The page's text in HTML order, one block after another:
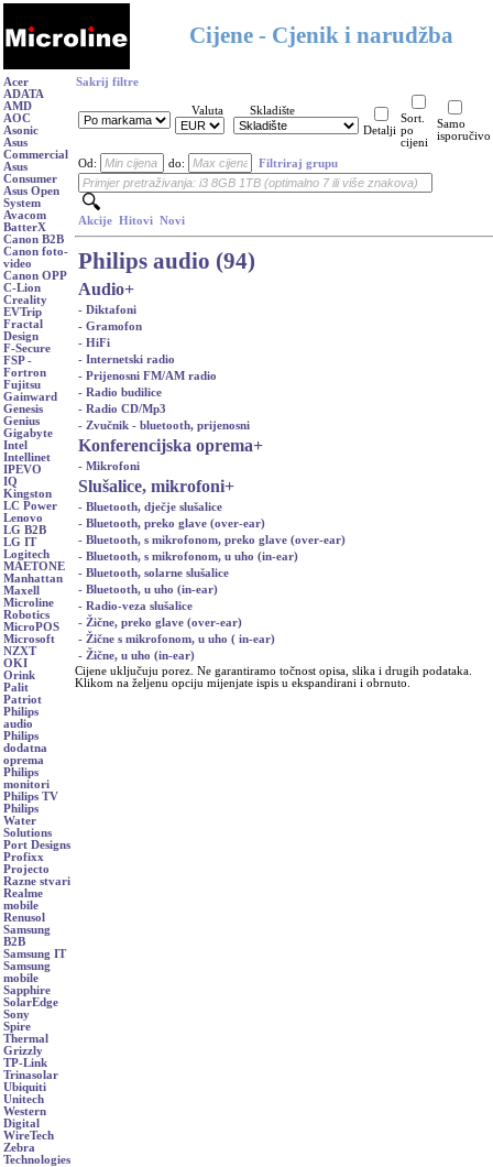
Cijene - Cjenik i narudžba
Acer
ADATA
AMD
AOC
Asonic
Asus
Commercial
Asus
Consumer
Asus Open
System
Avacom
BatterX
Canon B2B
Canon foto-
video
Canon OPP
C-Lion
Creality
EVTrip
Fractal
Design
F-Secure
FSP -
Fortron
Fujitsu
Gainward
Genesis
Genius
Gigabyte
Intel
Intellinet
IPEVO
IQ
Kingston
LC Power
Lenovo
LG B2B
LG IT
Logitech
MAETONE
Manhattan
Maxell
Microline
Robotics
MicroPOS
Microsoft
NZXT
OKI
Orink
Palit
Patriot
Philips
audio
Philips
dodatna
oprema
Philips
monitori
Philips TV
Philips
Water
Solutions
Port Designs
Profixx
Projecto
Razne stvari
Realme
mobile
Renusol
Samsung
B2B
Samsung IT
Samsung
mobile
Sapphire
SolarEdge
Sony
Spire
Thermal
Grizzly
TP-Link
Trinasolar
Ubiquiti
Unitech
Western
Digital
WireTech
Zebra
Technologies
Sakrij filtre
Valuta
Skladište
Detalji
Sort.
po
cijeni
Samo
isporučivo
Od: do: Filtriraj grupu
Akcije Hitovi Novi
Philips audio (94)
Audio+
- Diktafoni
- Gramofon
- HiFi
- Internetski radio
- Prijenosni FM/AM radio
- Radio budilice
- Radio CD/Mp3
- Zvučnik - bluetooth, prijenosni
Konferencijska oprema+
- Mikrofoni
Slušalice, mikrofoni+
- Bluetooth, dječje slušalice
- Bluetooth, preko glave (over-ear)
- Bluetooth, s mikrofonom, preko glave (over-ear)
- Bluetooth, s mikrofonom, u uho (in-ear)
- Bluetooth, solarne slušalice
- Bluetooth, u uho (in-ear)
- Radio-veza slušalice
- Žične, preko glave (over-ear)
- Žične s mikrofonom, u uho ( in-ear)
- Žične, u uho (in-ear)
Cijene uključuju porez. Ne garantiramo točnost opisa, slika i drugih podataka.
Klikom na željenu opciju mijenjate ispis u ekspandirani i obrnuto.